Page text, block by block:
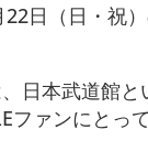
22日（日・祝
日本武道館と
ファンにとっ